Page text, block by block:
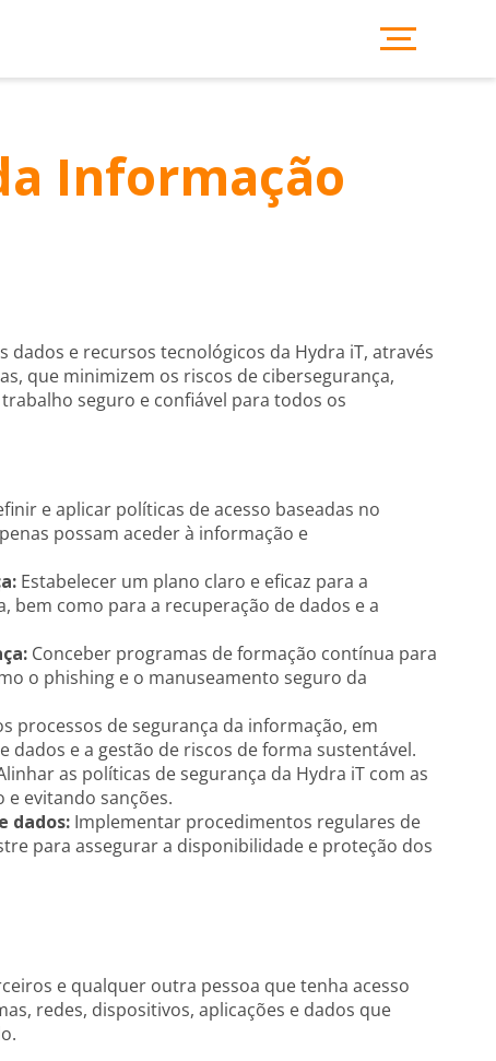
Informação
e recursos tecnológicos da Hydra iT, através
que minimizem os riscos de cibersegurança,
seguro e confiável para todos os
e aplicar políticas de acesso baseadas no
possam aceder à informação e
Estabelecer um plano claro e eficaz para a
bem como para a recuperação de dados e a
Conceber programas de formação contínua para
o phishing e o manuseamento seguro da
processos de segurança da informação, em
dados e a gestão de riscos de forma sustentável.
as políticas de segurança da Hydra iT com as
evitando sanções.
dados:Implementar procedimentos regulares de
para assegurar a disponibilidade e proteção dos
e qualquer outra pessoa que tenha acesso
redes, dispositivos, aplicações e dados que